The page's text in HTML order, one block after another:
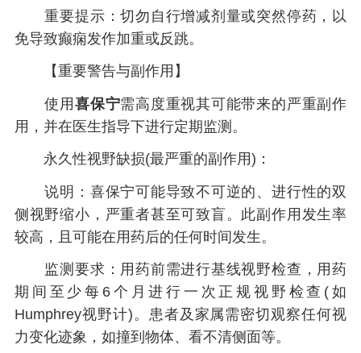
重要提示：切勿自行增减剂量或突然停药，以
免导致癫痫发作加重或反跳。
【重要警告与副作用】
使用 喜保宁需高度重视其可能带来的严重副作
用，并在医生指导下进行定期监测。
永久性视野缺损(最严重的副作用)：
说明：喜保宁可能导致不可逆的、进行性的双
侧视野缩小，严重者甚至可致盲。此副作用发生率
较高，且可能在用药后的任何时间发生。
监测要求：用药前需进行基线视野检查，用药
期间至少每6个月进行一次正规视野检查(如
Humphrey视野计)。患者及家属需密切观察任何视
力变化迹象，如撞到物体、看不清侧面等。